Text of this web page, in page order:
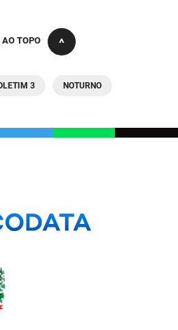
AO TOPO
3 NOTURNO